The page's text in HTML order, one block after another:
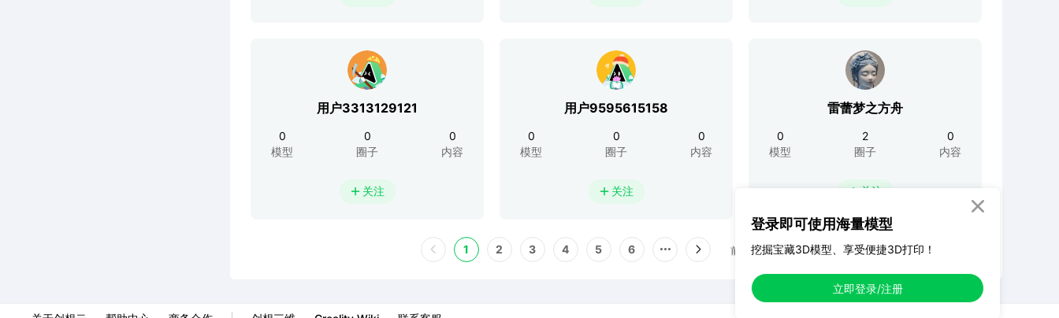
用户3313129121
0
模型
0
圈子
0
内容
 关注
用户9595615158
0
模型
0
圈子
0
内容
 关注
雷蕾梦之方舟
0
模型
2
圈子
0
内容
关注
1 2 3 4 5 6 前往 页
登录即可使用海量模型
挖掘宝藏3D模型、享受便捷3D打印！
立即登录/注册
